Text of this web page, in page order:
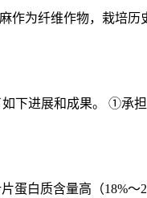
为纤维作物，栽培
下进展和成果。 ①承
白质含量高（18%